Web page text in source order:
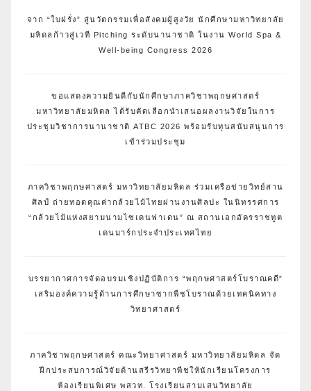
จาก “ใบฝรั่ง” สู่นวัตกรรมเพื่อสังคมผู้สูงวัย นักศึกษามหาวิทยาลัย
มหิดลก้าวสู่เวที Pitching ระดับนานาชาติ ในงาน World Spa &
Well-being Congress 2026
ขอแสดงความยินดีกับนักศึกษาภาควิชาพฤกษศาสตร์
มหาวิทยาลัยมหิดล ได้รับคัดเลือกนำเสนอผลงานวิจัยในการ
ประชุมวิชาการนานาชาติ ATBC 2026 พร้อมรับทุนสนับสนุนการ
เข้าร่วมประชุม
ภาควิชาพฤกษศาสตร์ มหาวิทยาลัยมหิดล ร่วมเครือข่ายวิทย์สาน
ศิลป์ ถ่ายทอดคุณค่ากล้วยไม้ไทยผ่านงานศิลปะ ในนิทรรศการ
“กล้วยไม้แห่งสยามนามไซเดนฟาเดน” ณ สถานเอกอัครราชทูต
เดนมาร์กประจำประเทศไทย
บรรยากาศการจัดอบรมเชิงปฏิบัติการ “พฤกษศาสตร์โบราณคดี”
เสริมองค์ความรู้ด้านการศึกษาซากพืชโบราณด้วยเทคนิคทาง
วิทยาศาสตร์
ภาควิชาพฤกษศาสตร์ คณะวิทยาศาสตร์ มหาวิทยาลัยมหิดล จัด
ฝึกประสบการณ์วิจัยด้านสรีรวิทยาพืชให้นักเรียนโครงการ
ห้องเรียนพิเศษ พสวท. โรงเรียนสามเสนวิทยาลัย